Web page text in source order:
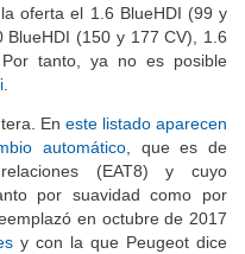
oferta el 1.6 BlueHDI (99 y
BlueHDI (150 y 177 CV), 1.6
tanto, ya no es posible
En este listado aparecen
automático, que es de
(EAT8) y cuyo
por suavidad como por
en octubre de 2017
y con la que Peugeot dice